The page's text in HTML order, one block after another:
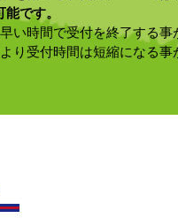
です。
い時間で受付を終了する事
り受付時間は短縮になる事